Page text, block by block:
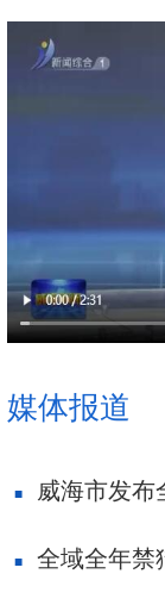
媒体报道
威海市发布全省
全域全年禁猎 威海